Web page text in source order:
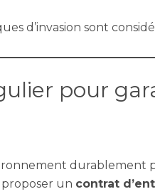
d’invasion sont
pour
durablement
un contrat